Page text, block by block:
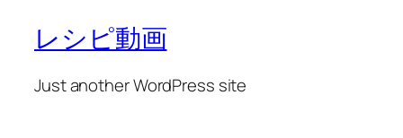
レシピ動画
Just another WordPress site